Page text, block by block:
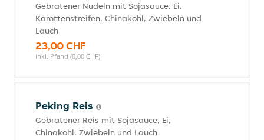
Gebratener Nudeln mit Sojasauce, Ei,
Karottenstreifen, Chinakohl, Zwiebeln und
Lauch
23,00 CHF
inkl. Pfand (0,00 CHF)
Peking Reis
Gebratener Reis mit Sojasauce, Ei,
Chinakohl, Zwiebeln und Lauch